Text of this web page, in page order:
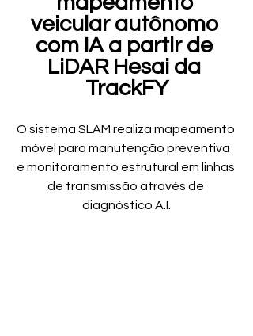
veicular autônomo
com IA a partir de
LiDAR Hesai da
TrackFY
O sistema SLAM realiza mapeamento
móvel para manutenção preventiva
e monitoramento estrutural em linhas
de transmissão através de
diagnóstico A.I.